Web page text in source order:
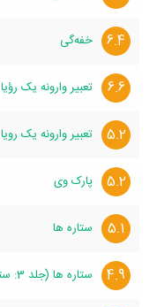
6.4 خفه‌گی
6.6 تعبیر وارونه یک رؤیا
5.2 تعبیر وارونه یک رویا
5.2 پارک وی
5.1 ستاره ها
4.9 ستاره ها (جلد 3: ستاره بود)